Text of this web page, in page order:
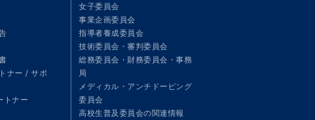
ナー / サポ
トナー
女子委員会
事業企画委員会
指導者養成委員会
技術委員会・審判委員会
総務委員会・財務委員会・事務
局
メディカル・アンチドーピング
委員会
高校生普及委員会の関連情報